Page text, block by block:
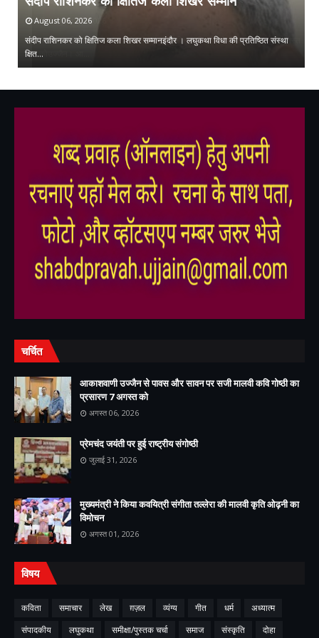
August 06, 2026
संदीप राशिनकर को क्षितिज कला शिखर सम्मानइंदौर । लघुकथा विधा की प्रतिष्ठित संस्था
क्षित…
चर्चित
आकाशवाणी उज्जैन से पावस और सावन पर सजी मालवी कवि गोष्ठी का
प्रसारण 7 अगस्त को
अगस्त 06, 2026
प्रेमचंद जयंती पर हुई राष्ट्रीय संगोष्ठी
जुलाई 31, 2026
मुख्यमंत्री ने किया कवयित्री संगीता तल्लेरा की मालवी कृति ओढ़नी का
विमोचन
अगस्त 01, 2026
विषय
कविता समाचार लेख ग़ज़ल व्यंग्य गीत धर्म
अध्यात्म
संपादकीय
लघुकथा समीक्षा/पुस्तक चर्चा समाज संस्कृति दोहा